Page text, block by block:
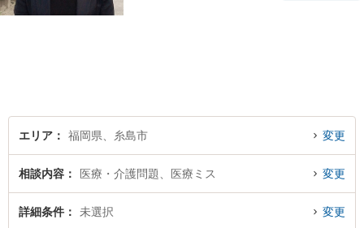
エリア 福岡県、糸島市 変更
相談内容 医療・介護問題、医療ミス 変更
詳細条件 未選択 変更